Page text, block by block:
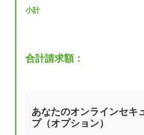
小計
合計請求額：
あなたのオンラインセキ
プ（オプション）